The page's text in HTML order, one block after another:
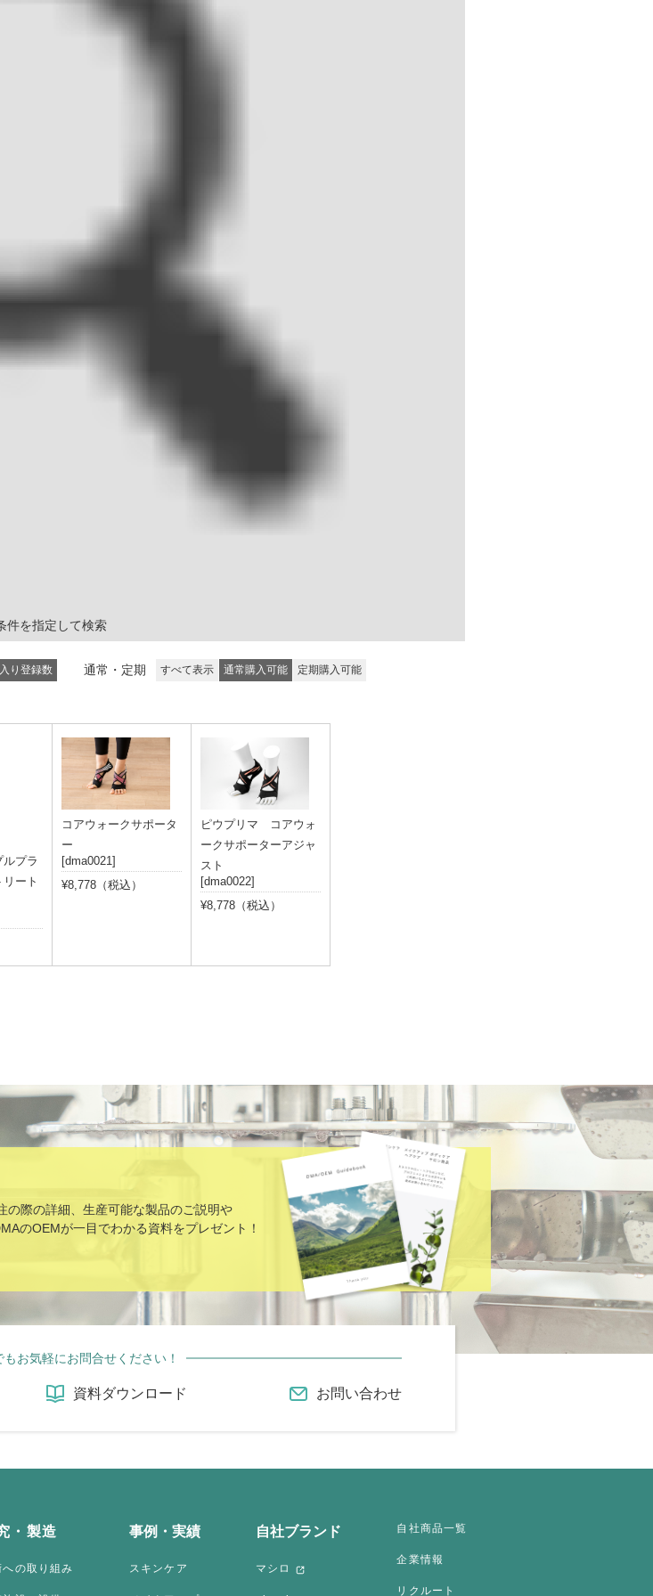
件を指定して検索
り登録数 通常・定期 すべて表示 通常購入可能 定期購入可能
プラ
ート
コアウォークサポータ
ー
[dma0021]
¥8,778（税込）
ピウプリマ コアウォ
ークサポーターアジャ
スト
[dma0022]
¥8,778（税込）
の際の詳細、生産可能な製品のご説明や
のOEMが一目でわかる資料をプレゼント！
もお気軽にお問合せください！
資料ダウンロード お問い合わせ
・製造
への取り組み
事例・実績
スキンケア
自社ブランド
マシロ
自社商品一覧
企業情報
リクルート